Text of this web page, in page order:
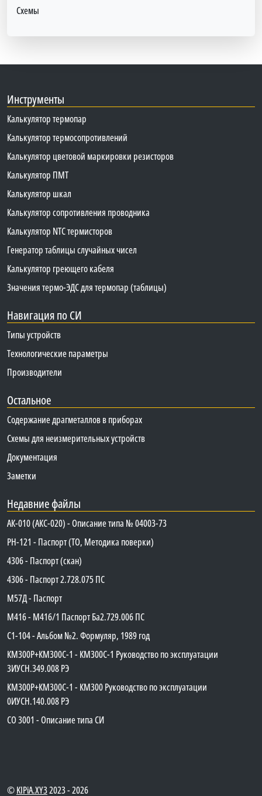
Схемы
Инструменты
Калькулятор термопар
Калькулятор термосопротивлений
Калькулятор цветовой маркировки резисторов
Калькулятор ПМТ
Калькулятор шкал
Калькулятор сопротивления проводника
Калькулятор NTC термисторов
Генератор таблицы случайных чисел
Калькулятор греющего кабеля
Значения термо-ЭДС для термопар (таблицы)
Навигация по СИ
Типы устройств
Технологические параметры
Производители
Остальное
Содержание драгметаллов в приборах
Схемы для неизмерительных устройств
Документация
Заметки
Недавние файлы
АК-010 (АКС-020) - Описание типа № 04003-73
PH-121 - Паспорт (ТО, Методика поверки)
4306 - Паспорт (скан)
4306 - Паспорт 2.728.075 ПС
М57Д - Паспорт
М416 - М416/1 Паспорт Ба2.729.006 ПС
C1-104 - Альбом №2. Формуляр, 1989 год
КМ300Р+КМ300С-1 - КМ300C-1 Руководство по эксплуатации
3ИУСН.349.008 РЭ
КМ300Р+КМ300С-1 - КМ300 Руководство по эксплуатации
0ИУСН.140.008 РЭ
СО 3001 - Описание типа СИ
©KIPiA.XY32023 - 2026